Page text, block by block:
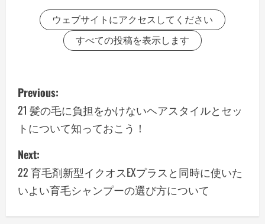
ウェブサイトにアクセスしてください
すべての投稿を表示します
P
o
s
t
n
a
Previous:
21 髪の毛に負担をかけないヘアスタイルとセッ
トについて知っておこう！
Next:
22 育毛剤新型イクオスEXプラスと同時に使いた
いよい育毛シャンプーの選び方について